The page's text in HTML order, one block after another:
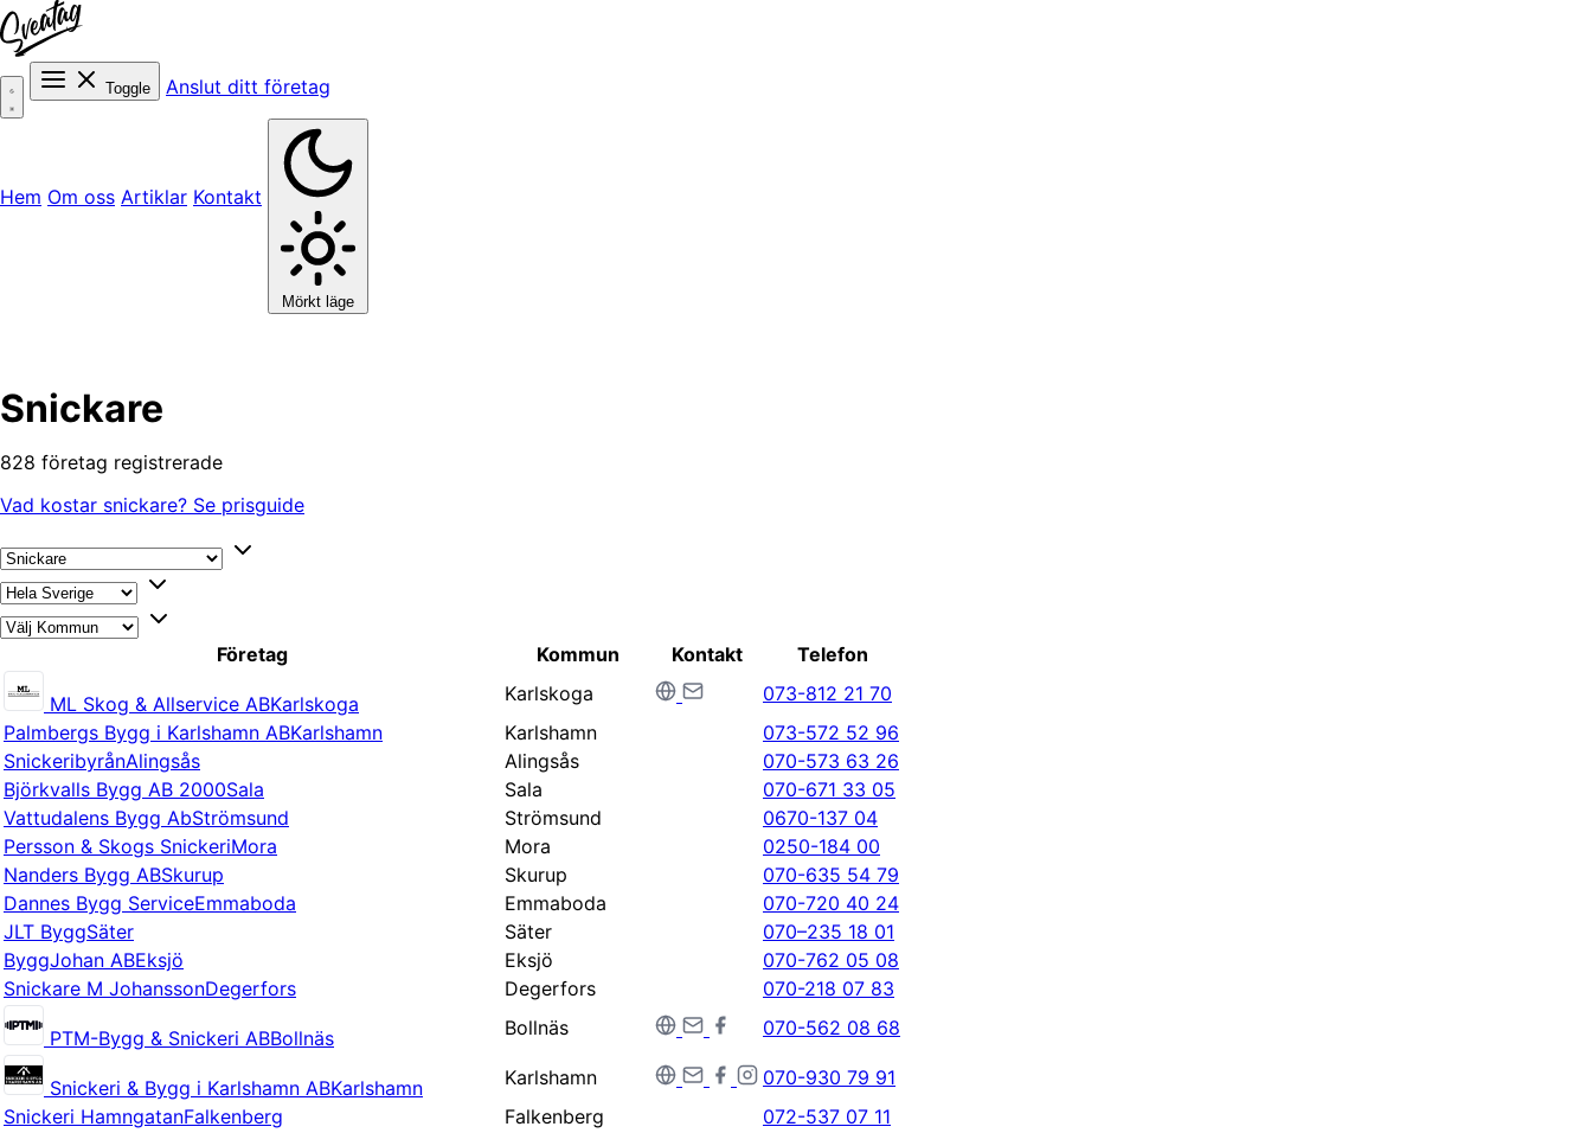
Toggle Anslut ditt företag
Hem Om oss Artiklar Kontakt
Mörkt läge
Snickare
828 företag registrerade
Vad kostar snickare? Se prisguide
Företag Kommun Kontakt Telefon
ML Skog & Allservice ABKarlskoga Karlskoga
073-812 21 70
Palmbergs Bygg i Karlshamn ABKarlshamn Karlshamn
073-572 52 96
SnickeribyrånAlingsås Alingsås
070-573 63 26
Björkvalls Bygg AB 2000Sala Sala
070-671 33 05
Vattudalens Bygg AbStrömsund Strömsund
0670-137 04
Persson & Skogs SnickeriMora Mora
0250-184 00
Nanders Bygg ABSkurup Skurup
070-635 54 79
Dannes Bygg ServiceEmmaboda Emmaboda
070-720 40 24
JLT ByggSäter Säter
070–235 18 01
ByggJohan ABEksjö Eksjö
070-762 05 08
Snickare M JohanssonDegerfors Degerfors 070-218 07 83
PTM-Bygg & Snickeri ABBollnäs Bollnäs 070-562 08 68
Snickeri & Bygg i Karlshamn ABKarlshamn Karlshamn
070-930 79 91
Snickeri HamngatanFalkenberg Falkenberg
072-537 07 11